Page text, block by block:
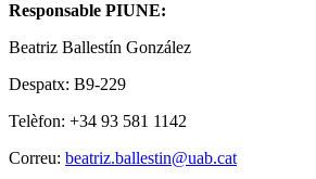
Responsable PIUNE:
Beatriz Ballestín González
Despatx: B9-229
Telèfon: +34 93 581 1142
Correu: beatriz.ballestin@uab.cat